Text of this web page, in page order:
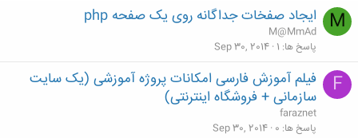
M ایجاد صفخات جداگانه روی یک صفحه php
M@MmAd
پاسخ ها 1
Sep 30, 2014
F
فیلم آموزش فارسی امکانات پروژه آموزشی (یک سایت
سازمانی + فروشگاه اینترنتی)
faraznet
پاسخ ها 0
Sep 30, 2014